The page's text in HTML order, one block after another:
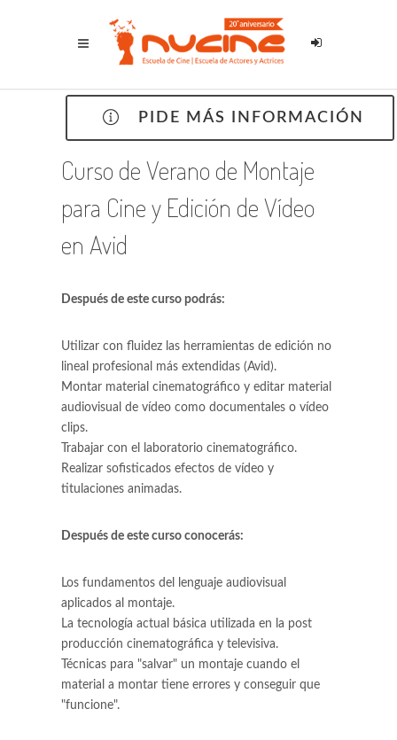
PIDE MÁS INFORMACIÓN
Curso de Verano de Montaje
para Cine y Edición de Vídeo
en Avid
Después de este curso podrás:
Utilizar con fluidez las herramientas de edición no
lineal profesional más extendidas (Avid).
Montar material cinematográfico y editar material
audiovisual de vídeo como documentales o vídeo
clips.
Trabajar con el laboratorio cinematográfico.
Realizar sofisticados efectos de vídeo y
titulaciones animadas.
Después de este curso conocerás:
Los fundamentos del lenguaje audiovisual
aplicados al montaje.
La tecnología actual básica utilizada en la post
producción cinematográfica y televisiva.
Técnicas para "salvar" un montaje cuando el
material a montar tiene errores y conseguir que
"funcione".